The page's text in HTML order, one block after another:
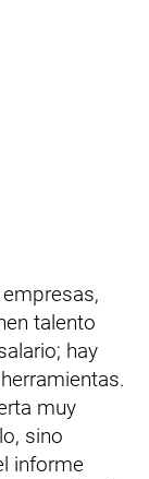
talento
hay
muy
sino
informe